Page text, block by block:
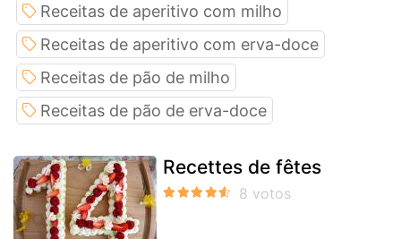
Receitas de aperitivo com milho
Receitas de aperitivo com erva-doce
Receitas de pão de milho
Receitas de pão de erva-doce
Recettes de fêtes